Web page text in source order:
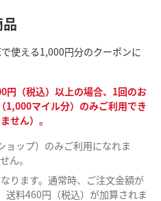
使える1,000円分のクーポンに
円（税込）以上の場合、1回のお
1,000マイル分）のみご利用でき
せん）。
ョップ）のみご利用になれま
ん。
ります。通常時、ご注文金額が
送料460円（税込）が加算されま